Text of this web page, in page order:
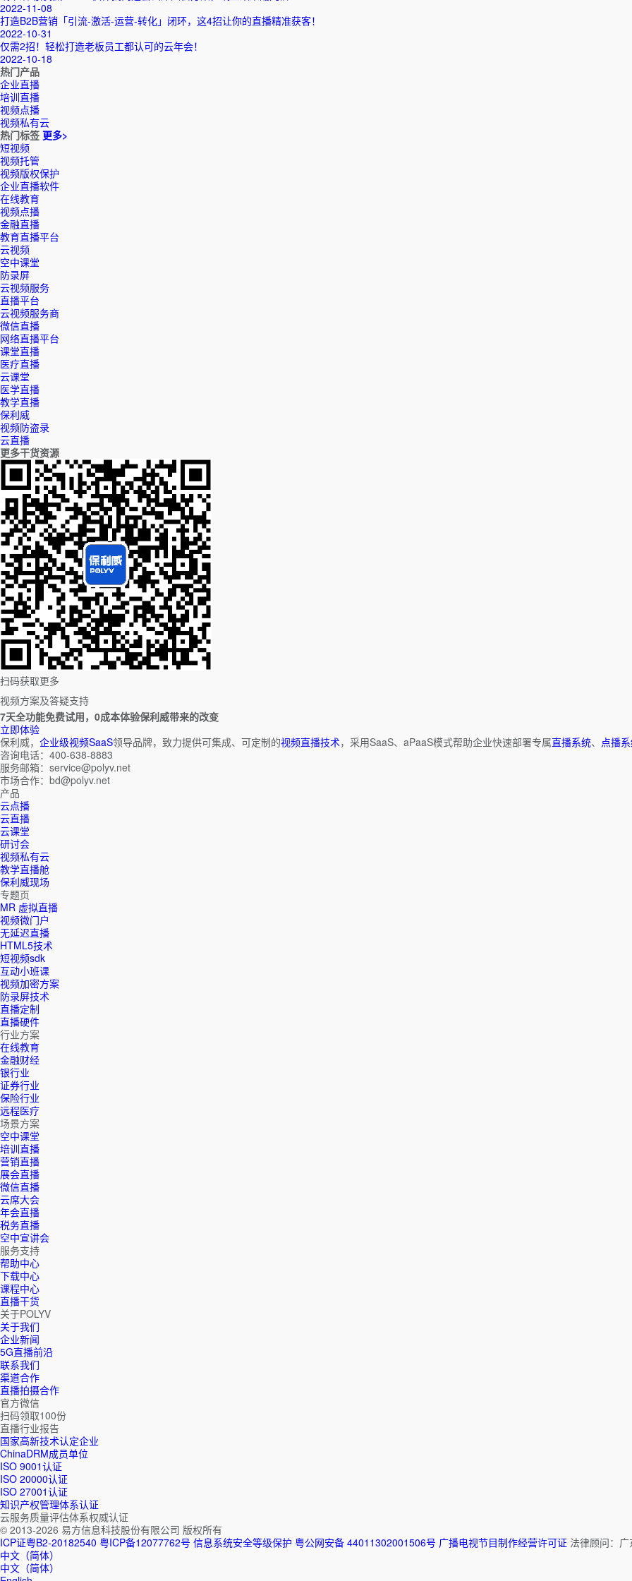
2022-11-08
打造B2B营销「引流-激活-运营-转化」闭环，这4招让你的直播精准获客！
2022-10-31
仅需2招！轻松打造老板员工都认可的云年会！
2022-10-18
热门产品
企业直播
培训直播
视频点播
视频私有云
热门标签 更多>
短视频
视频托管
视频版权保护
企业直播软件
在线教育
视频点播
金融直播
教育直播平台
云视频
空中课堂
防录屏
云视频服务
直播平台
云视频服务商
微信直播
网络直播平台
课堂直播
医疗直播
云课堂
医学直播
教学直播
保利威
视频防盗录
云直播
更多干货资源
扫码获取更多
视频方案及答疑支持
7天全功能免费试用，0成本体验保利威带来的改变
立即体验
保利威， 企业级视频SaaS领导品牌，致力提供可集成、可定制的视频直播技术，采用SaaS、aPaaS模式帮助企业快速部署专属直播系统、 点播
咨询电话：400-638-8883
服务邮箱：service@polyv.net
市场合作：bd@polyv.net
产品
云点播
云直播
云课堂
研讨会
视频私有云
教学直播舱
保利威现场
专题页
MR 虚拟直播
视频微门户
无延迟直播
HTML5技术
短视频sdk
互动小班课
视频加密方案
防录屏技术
直播定制
直播硬件
行业方案
在线教育
金融财经
银行业
证券行业
保险行业
远程医疗
场景方案
空中课堂
培训直播
营销直播
展会直播
微信直播
云席大会
年会直播
税务直播
空中宣讲会
服务支持
帮助中心
下载中心
课程中心
直播干货
关于POLYV
关于我们
企业新闻
5G直播前沿
联系我们
渠道合作
直播拍摄合作
官方微信
扫码领取100份
直播行业报告
国家高新技术认定企业
ChinaDRM成员单位
ISO 9001认证
ISO 20000认证
ISO 27001认证
知识产权管理体系认证
云服务质量评估体系权威认证
© 2013-2026 易方信息科技股份有限公司 版权所有
ICP证粤B2-20182540 粤ICP备12077762号 信息系统安全等级保护 粤公网安备 44011302001506号 广播电视节目制作经营许可证 法律顾问：
中文（简体）
中文（简体）